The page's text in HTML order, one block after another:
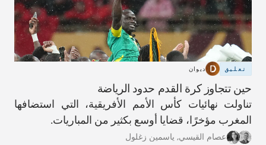
تعليق ديوان
حين تتجاوز كرة القدم حدود الرياضة
تناولت نهائيات كأس الأمم الأفريقية، التي استضافها
المغرب مؤخرًا، قضايا أوسع بكثير من المباريات.
عصام القيسي, ياسمين زغلول